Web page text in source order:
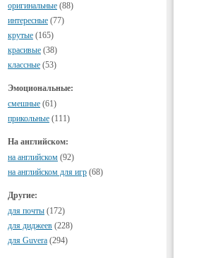
оригинальные (88)
интересные (77)
крутые (165)
красивые (38)
классные (53)
Эмоциональные:
смешные (61)
прикольные (111)
На английском:
на английском (92)
на английском для игр (68)
Другие:
для почты (172)
для диджеев (228)
для Guvera (294)